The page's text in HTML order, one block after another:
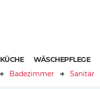
KÜCHE WÄSCHEPFLEGE
Badezimmer Sanitär